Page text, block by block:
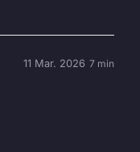
11 Mar. 2026 7 min